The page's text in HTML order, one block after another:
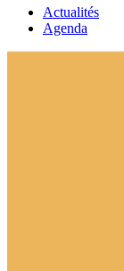
Actualités
Agenda